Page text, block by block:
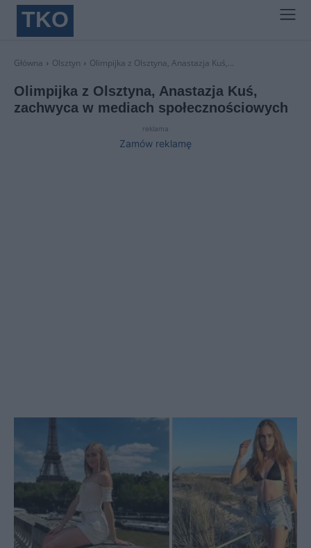
TKO
Główna Olsztyn Olimpijka z Olsztyna, Anastazja Kuś,...
Olimpijka z Olsztyna, Anastazja Kuś,
zachwyca w mediach społecznościowych
reklama
Zamów reklamę